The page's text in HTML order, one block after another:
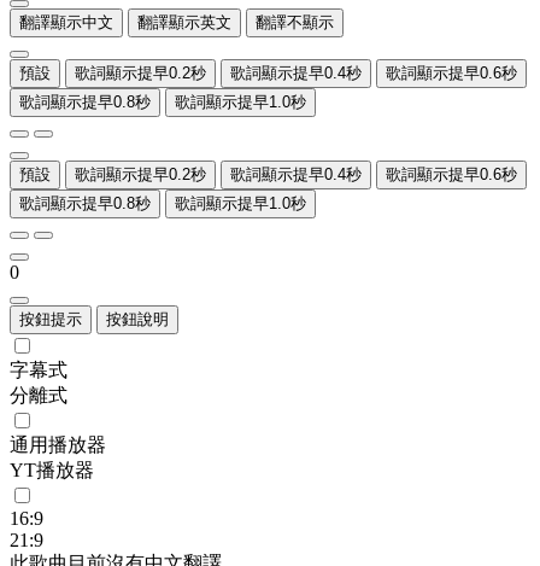
翻譯顯示中文 翻譯顯示英文 翻譯不顯示
預設 歌詞顯示提早0.2秒 歌詞顯示提早0.4秒
歌詞顯示提早0.6秒
歌詞顯示提早0.8秒
歌詞顯示提早1.0秒
預設 歌詞顯示提早0.2秒 歌詞顯示提早0.4秒
歌詞顯示提早0.6秒
歌詞顯示提早0.8秒
歌詞顯示提早1.0秒
0
按鈕提示 按鈕說明
字幕式
分離式
通用播放器
YT播放器
16:9
21:9